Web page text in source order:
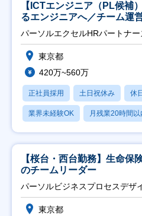
【ICTエンジニア（PL候補
るエンジニアへ／チーム運
パーソルエクセルHRパートナ
東京都
420万~560万
正社員採用 土日祝休み 休
業界未経験OK 月残業20時間以
【桜台・西台勤務】生命保
のチームリーダー
パーソルビジネスプロセスデザ
東京都